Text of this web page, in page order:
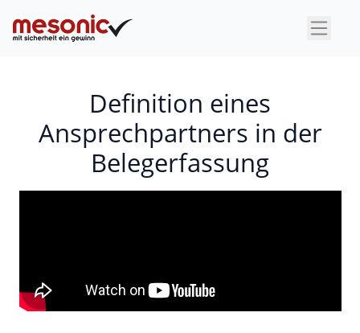
×
Definition eines
Ansprechpartners in der
Belegerfassung